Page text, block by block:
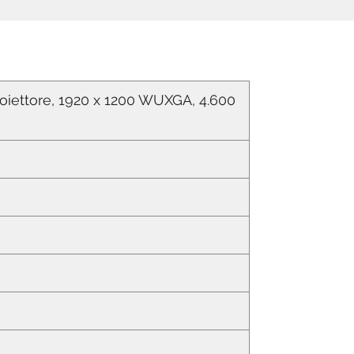
Con un consumo energetico
di una lampada, garantisce una
la durata a 20.000 ore. Insieme al
manutenzione per 15.000 ore,
1920 x 1200 WUXGA, 4.600